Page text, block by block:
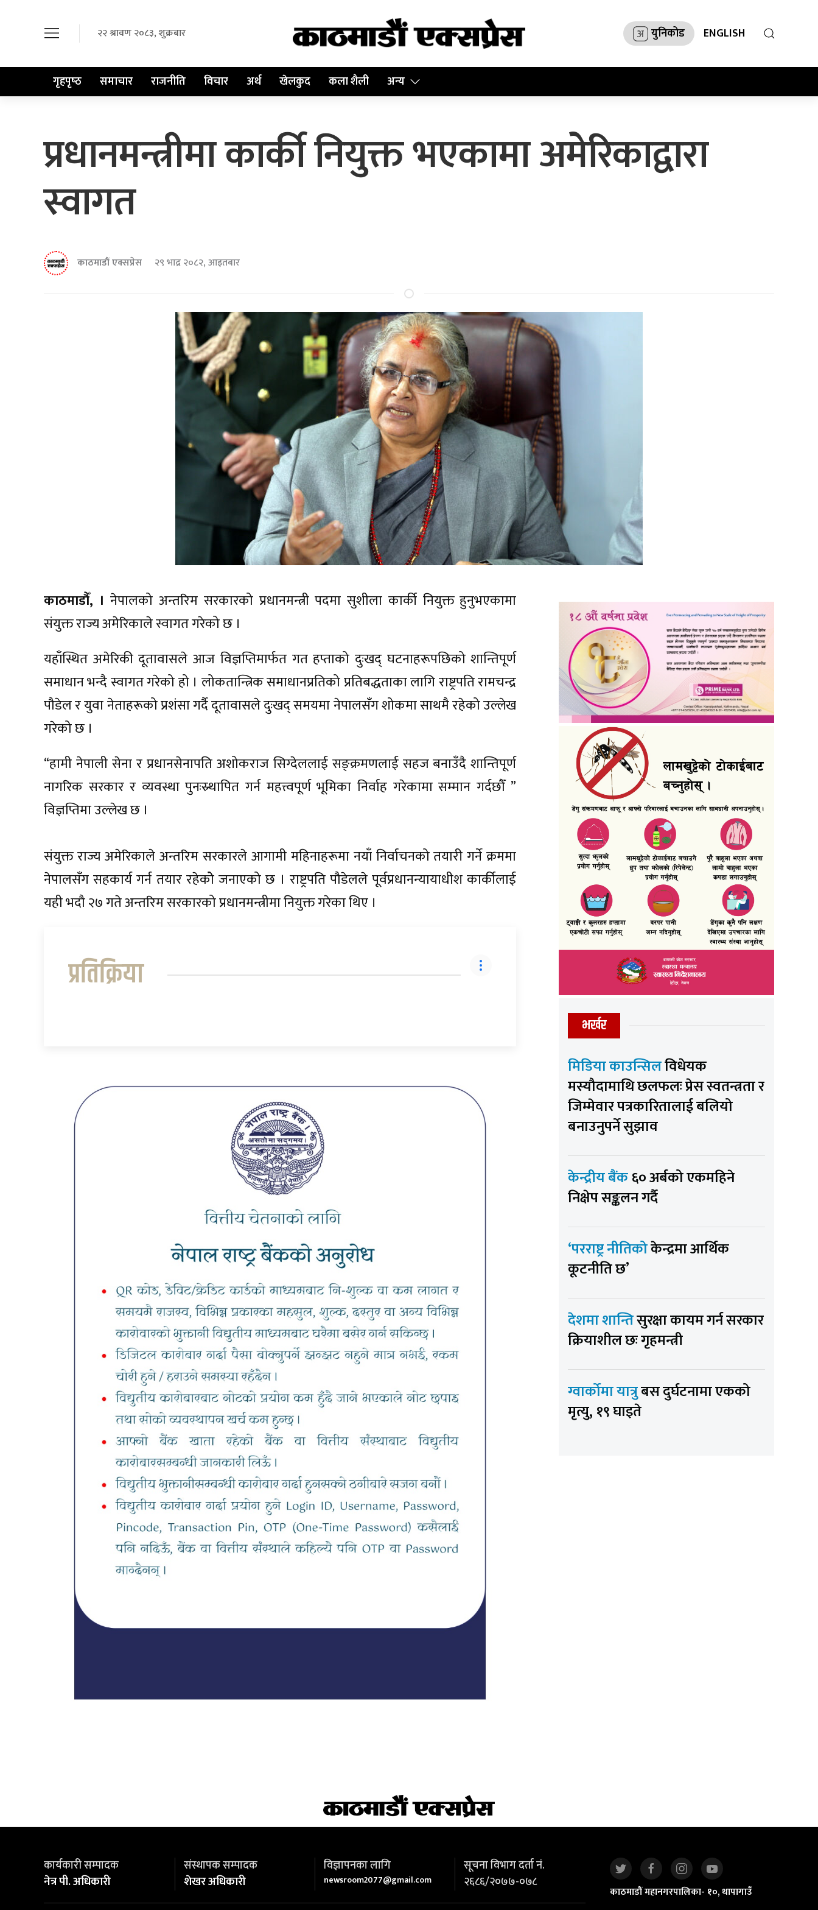
२२ श्रावण २०८३, शुक्रबार युनिकोड ENGLISH
गृहपृष्‍ठ समाचार राजनीति विचार अर्थ खेलकुद कला शैली अन्य
प्रधानमन्त्रीमा कार्की नियुक्त भएकामा अमेरिकाद्वारा
स्वागत
काठमाडौं एक्सप्रेस २९ भाद्र २०८२, आइतबार
काठमाडौँ, । नेपालको अन्तरिम सरकारको प्रधानमन्त्री पदमा सुशीला कार्की नियुक्त हुनुभएकामा
संयुक्त राज्य अमेरिकाले स्वागत गरेको छ ।
यहाँस्थित अमेरिकी दूतावासले आज विज्ञप्तिमार्फत गत हप्ताको दुःखद् घटनाहरूपछिको शान्तिपूर्ण
समाधान भन्दै स्वागत गरेको हो । लोकतान्त्रिक समाधानप्रतिको प्रतिबद्धताका लागि राष्ट्रपति रामचन्द्र
पौडेल र युवा नेताहरूको प्रशंसा गर्दै दूतावासले दुःखद् समयमा नेपालसँग शोकमा साथमै रहेको उल्लेख
गरेको छ ।
“हामी नेपाली सेना र प्रधानसेनापति अशोकराज सिग्देललाई सङ्क्रमणलाई सहज बनाउँदै शान्तिपूर्ण
नागरिक सरकार र व्यवस्था पुनःस्र्थापित गर्न महत्त्वपूर्ण भूमिका निर्वाह गरेकामा सम्मान गर्दछौँ ”
विज्ञप्तिमा उल्लेख छ ।
संयुक्त राज्य अमेरिकाले अन्तरिम सरकारले आगामी महिनाहरूमा नयाँ निर्वाचनको तयारी गर्ने क्रममा
नेपालसँग सहकार्य गर्न तयार रहेकोे जनाएको छ । राष्ट्रपति पौडेलले पूर्वप्रधानन्यायाधीश कार्कीलाई
यही भदौ २७ गते अन्तरिम सरकारको प्रधानमन्त्रीमा नियुक्त गरेका थिए ।
प्रतिक्रिया
भर्खर
मिडिया काउन्सिलविधेयक
मस्यौदामाथि छलफलः प्रेस स्वतन्त्रता र
जिम्मेवार पत्रकारितालाई बलियो
बनाउनुपर्ने सुझाव
केन्द्रीय बैंक६० अर्बको एकमहिने
निक्षेप सङ्कलन गर्दै
‘परराष्ट्र नीतिकोकेन्द्रमा आर्थिक
कूटनीति छ’
देशमा शान्तिसुरक्षा कायम गर्न सरकार
क्रियाशील छः गृहमन्त्री
ग्वार्कोमा यात्रुबस दुर्घटनामा एकको
मृत्यु, १९ घाइते
कार्यकारी सम्पादक
नेत्र पी. अधिकारी
संस्थापक सम्पादक
शेखर अधिकारी
विज्ञापनका लागि
newsroom2077@gmail.com
सूचना विभाग दर्ता नं.
२६८६/२०७७-०७८
काठमाडौं महानगरपालिका- १०, थापागाउँ